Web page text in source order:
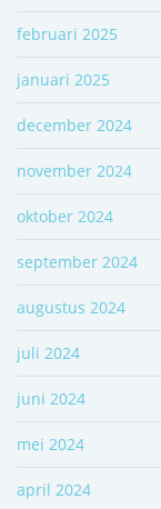
februari 2025
januari 2025
december 2024
november 2024
oktober 2024
september 2024
augustus 2024
juli 2024
juni 2024
mei 2024
april 2024